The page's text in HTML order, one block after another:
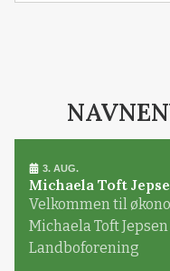
3. AUG.
Michaela Toft
Velkommen til
Michaela Toft
Landboforening